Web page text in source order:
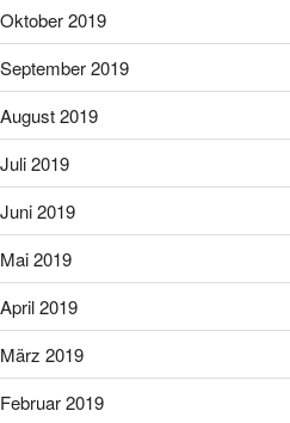
Oktober 2019
September 2019
August 2019
Juli 2019
Juni 2019
Mai 2019
April 2019
März 2019
Februar 2019